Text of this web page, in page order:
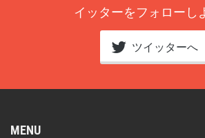
イッターをフォローし
ツイッターへ
MENU